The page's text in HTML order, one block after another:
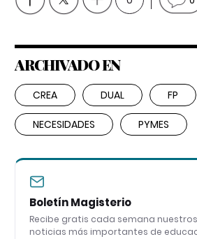
ARCHIVADO EN
CREA DUAL FP
NECESIDADES PYMES
Boletín Magisterio
Recibe gratis cada semana
noticias más importantes de